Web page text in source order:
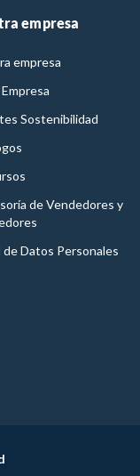
empresa
empresa
Sostenibilidad
de Vendedores y
Datos Personales